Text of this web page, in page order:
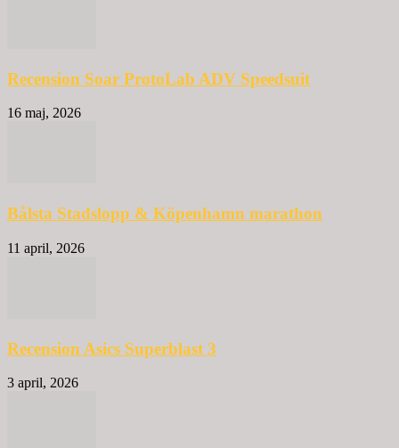
Recension Soar ProtoLab ADV Speedsuit
16 maj, 2026
Bålsta Stadslopp & Köpenhamn marathon
11 april, 2026
Recension Asics Superblast 3
3 april, 2026